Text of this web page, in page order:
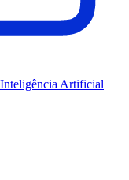
Artificial